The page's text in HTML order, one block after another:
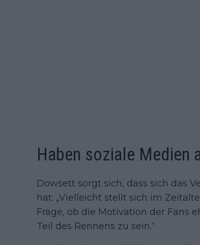
Haben soziale Medien
Dowsett sorgt sich, dass sich das
hat: „Vielleicht stellt sich im
Frage, ob die Motivation der Fans
Teil des Rennens zu sein.“